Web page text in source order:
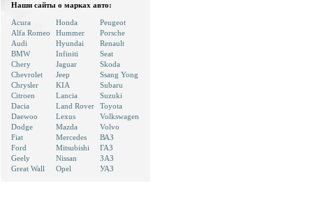
Наши сайты о марках авто:
Acura
Alfa Romeo
Audi
BMW
Chery
Chevrolet
Chrysler
Citroen
Dacia
Daewoo
Dodge
Fiat
Ford
Geely
Great Wall
Honda
Hummer
Hyundai
Infiniti
Jaguar
Jeep
KIA
Lancia
Land Rover
Lexus
Mazda
Mercedes
Mitsubishi
Nissan
Opel
Peugeot
Porsche
Renault
Seat
Skoda
Ssang Yong
Subaru
Suzuki
Toyota
Volkswagen
Volvo
ВАЗ
ГАЗ
ЗАЗ
УАЗ